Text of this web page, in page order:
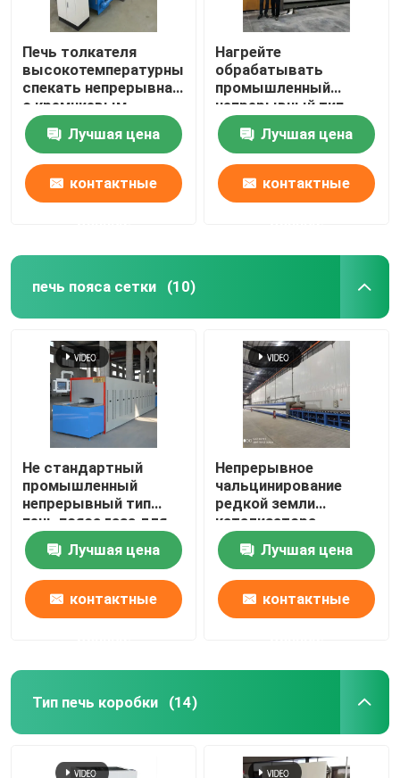
Печь толкателя
высокотемпературный
спекать непрерывная
с кремниевым
карбидом штангами
для частей Zirconia
глинозема
структурных
Лучшая цена
контактные
Нагрейте
обрабатывать
промышленный
непрерывный тип
толкателя печь для
керамического
Лучшая цена
контактные
печь пояса сетки (10)
Не стандартный
промышленный
непрерывный тип
печь пояса газа для
керамики
Лучшая цена
контактные
Непрерывное
чальцинирование
редкой земли
катализатора
природного газа
энергии печи пояса
сетки
Лучшая цена
контактные
Тип печь коробки (14)